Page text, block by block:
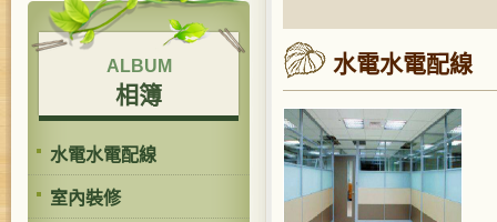
ALBUM
相簿
水電水電配線
室內裝修
水電水電配線